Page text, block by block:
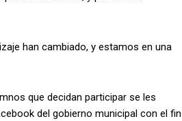
han cambiado, y estamos en una
que decidan participar se les
del gobierno municipal con el fin